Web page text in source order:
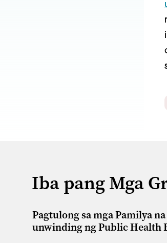
Iba pang Mga
Pagtulong sa mga Pamilya
unwinding ng Public Health